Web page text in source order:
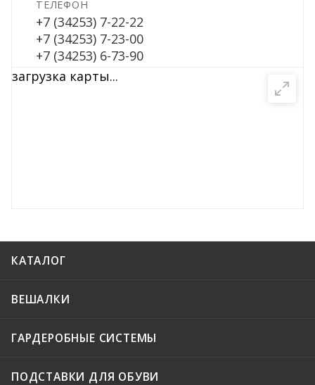
ТЕЛЕФОН
+7 (34253) 7-22-22
+7 (34253) 7-23-00
+7 (34253) 6-73-90
E-MAIL
загрузка карты...
КАТАЛОГ
ВЕШАЛКИ
ГАРДЕРОБНЫЕ СИСТЕМЫ
ПОДСТАВКИ ДЛЯ ОБУВИ